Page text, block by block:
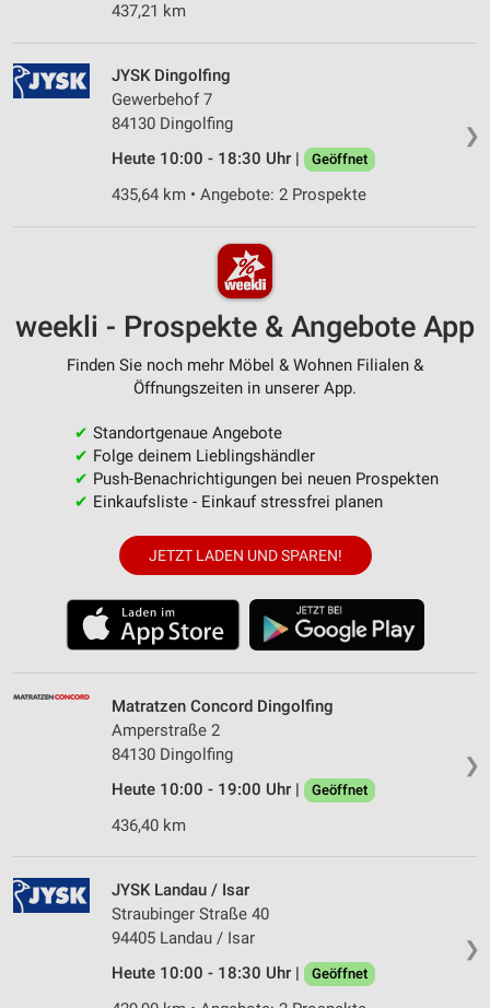
437,21 km
❯
JYSK Dingolfing
Gewerbehof 7
84130 Dingolfing
Heute 10:00 - 18:30 Uhr |
Geöffnet
435,64 km • Angebote: 2 Prospekte
weekli - Prospekte & Angebote App
Finden Sie noch mehr Möbel & Wohnen Filialen &
Öffnungszeiten in unserer App.
✔ Standortgenaue Angebote
✔ Folge deinem Lieblingshändler
✔ Push-Benachrichtigungen bei neuen Prospekten
✔ Einkaufsliste - Einkauf stressfrei planen
JETZT LADEN UND SPAREN!
❯
Matratzen Concord Dingolfing
Amperstraße 2
84130 Dingolfing
Heute 10:00 - 19:00 Uhr |
Geöffnet
436,40 km
❯
JYSK Landau / Isar
Straubinger Straße 40
94405 Landau / Isar
Heute 10:00 - 18:30 Uhr |
Geöffnet